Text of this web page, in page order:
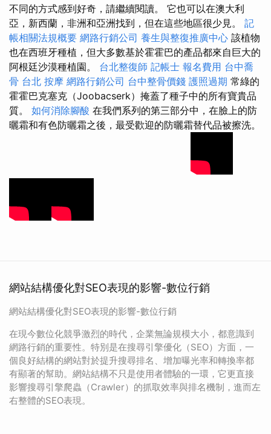
不同的方式感到好奇，請繼續閱讀。 它也可以在澳大利
亞，新西蘭，非洲和亞洲找到，但在這些地區很少見。 記
帳相關法規概要 網路行銷公司 養生與整復推廣中心 該植物
也在西班牙種植，但大多數基於霍霍巴的產品都來自巨大的
阿根廷沙漠種植園。 台北整復師 記帳士 報名費用 台中喬
骨 台北 按摩 網路行銷公司 台中整骨價錢 護照過期 常綠的
霍霍巴克塞克（Joobacserk）掩蓋了種子中的所有寶貴品
質。 如何消除腳酸 在我們系列的第三部分中，在臉上的防
曬霜和有色防曬霜之後，最受歡迎的防曬霜替代品被擦洗。
網站結構優化對SEO表現的影響-數位行銷
網站結構優化對SEO表現的影響-數位行銷
在現今數位化競爭激烈的時代，企業無論規模大小，都意識到
網路行銷的重要性。特別是在搜尋引擎優化（SEO）方面，一
個良好結構的網站對於提升搜尋排名、增加曝光率和轉換率都
有顯著的幫助。網站結構不只是使用者體驗的一環，它更直接
影響搜尋引擎爬蟲（Crawler）的抓取效率與排名機制，進而左
右整體的SEO表現。